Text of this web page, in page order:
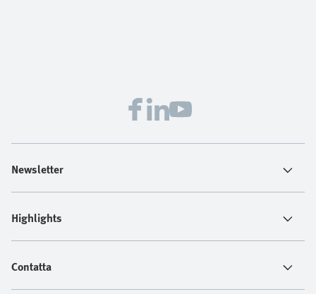
Newsletter
Highlights
Contatta